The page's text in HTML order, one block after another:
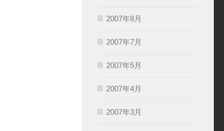
2007年8月
2007年7月
2007年5月
2007年4月
2007年3月